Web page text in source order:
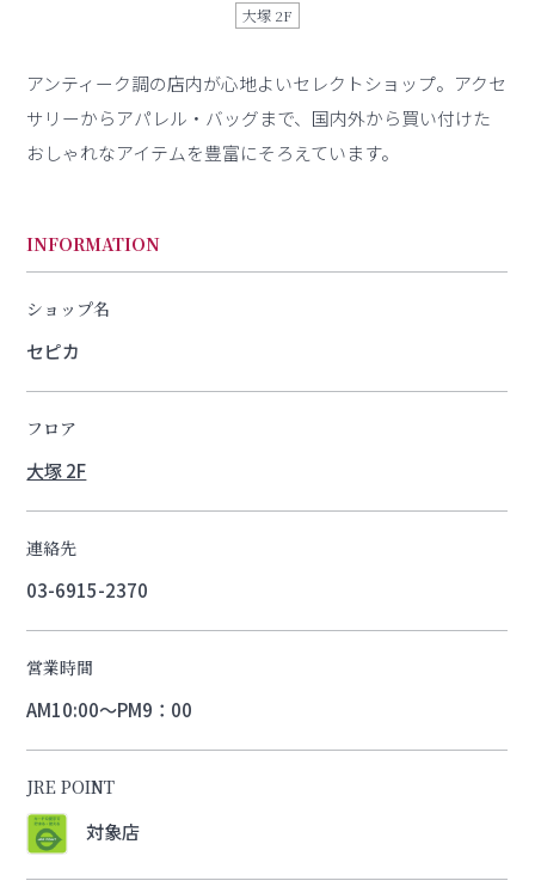
大塚 2F
アンティーク調の店内が心地よいセレクトショップ。アクセ
サリーからアパレル・バッグまで、国内外から買い付けた
おしゃれなアイテムを豊富にそろえています。
INFORMATION
ショップ名
セピカ
フロア
大塚 2F
連絡先
03-6915-2370
営業時間
AM10:00～PM9：00
JRE POINT
対象店